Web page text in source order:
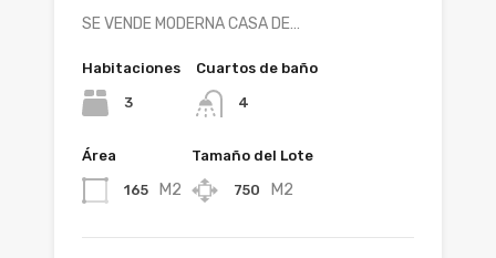
SE VENDE MODERNA CASA DE…
Habitaciones
3
Cuartos de baño
4
Área
165 M2
Tamaño del Lote
750 M2